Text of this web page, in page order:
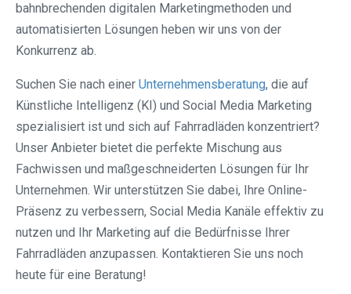
bahnbrechenden digitalen Marketingmethoden und
automatisierten Lösungen heben wir uns von der
Konkurrenz ab.
Suchen Sie nach einer Unternehmensberatung, die auf
Künstliche Intelligenz (KI) und Social Media Marketing
spezialisiert ist und sich auf Fahrradläden konzentriert?
Unser Anbieter bietet die perfekte Mischung aus
Fachwissen und maßgeschneiderten Lösungen für Ihr
Unternehmen. Wir unterstützen Sie dabei, Ihre Online-
Präsenz zu verbessern, Social Media Kanäle effektiv zu
nutzen und Ihr Marketing auf die Bedürfnisse Ihrer
Fahrradläden anzupassen. Kontaktieren Sie uns noch
heute für eine Beratung!